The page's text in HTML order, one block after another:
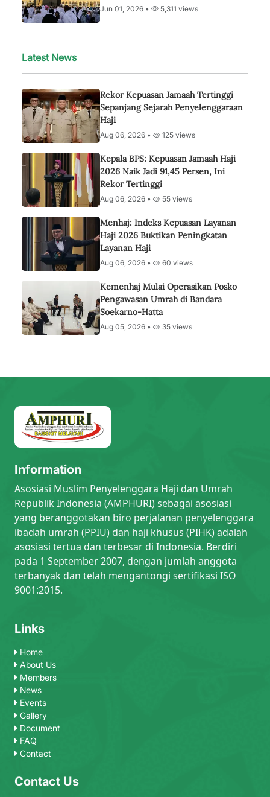
Jun 01, 2026 • 5,311 views
Latest News
Rekor Kepuasan Jamaah Tertinggi
Sepanjang Sejarah Penyelenggaraan
Haji
Aug 06, 2026 • 125 views
Kepala BPS: Kepuasan Jamaah Haji
2026 Naik Jadi 91,45 Persen, Ini
Rekor Tertinggi
Aug 06, 2026 • 55 views
Menhaj: Indeks Kepuasan Layanan
Haji 2026 Buktikan Peningkatan
Layanan Haji
Aug 06, 2026 • 60 views
Kemenhaj Mulai Operasikan Posko
Pengawasan Umrah di Bandara
Soekarno-Hatta
Aug 05, 2026 • 35 views
Information
Asosiasi Muslim Penyelenggara Haji dan Umrah
Republik Indonesia (AMPHURI) sebagai asosiasi
yang beranggotakan biro perjalanan penyelenggara
ibadah umrah (PPIU) dan haji khusus (PIHK) adalah
asosiasi tertua dan terbesar di Indonesia. Berdiri
pada 1 September 2007, dengan jumlah anggota
terbanyak dan telah mengantongi sertifikasi ISO
9001:2015.
Links
Home
About Us
Members
News
Events
Gallery
Document
FAQ
Contact
Contact Us